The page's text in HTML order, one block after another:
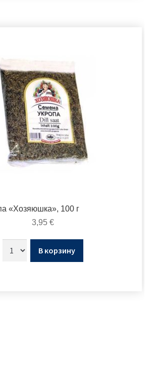
«Хозяюшка», 100 г
3,95 €
В корзину